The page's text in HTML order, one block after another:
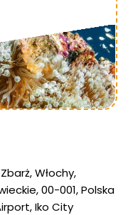
Włochy,
00-001, Polska
Iko City